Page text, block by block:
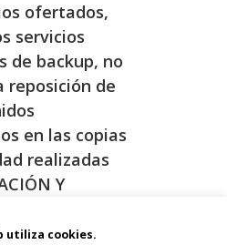
ofertados,
servicios
de backup, no
reposición de
en las copias
realizadas
Y
S.C., cuando
utiliza cookies.